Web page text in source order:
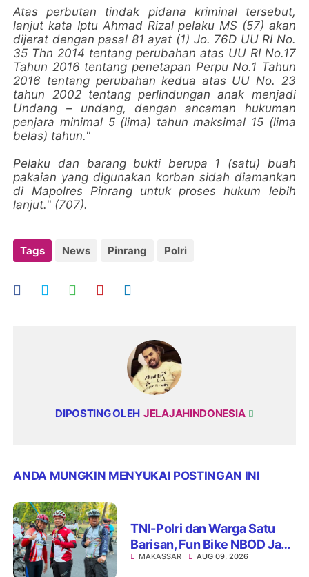
Atas perbutan tindak pidana kriminal tersebut,
lanjut kata Iptu Ahmad Rizal pelaku MS (57) akan
dijerat dengan pasal 81 ayat (1) Jo. 76D UU RI No.
35 Thn 2014 tentang perubahan atas UU RI No.17
Tahun 2016 tentang penetapan Perpu No.1 Tahun
2016 tentang perubahan kedua atas UU No. 23
tahun 2002 tentang perlindungan anak menjadi
Undang – undang, dengan ancaman hukuman
penjara minimal 5 (lima) tahun maksimal 15 (lima
belas) tahun."
Pelaku dan barang bukti berupa 1 (satu) buah
pakaian yang digunakan korban sidah diamankan
di Mapolres Pinrang untuk proses hukum lebih
lanjut." (707).
Tags News Pinrang Polri
DIPOSTING OLEH JELAJAHINDONESIA
ANDA MUNGKIN MENYUKAI POSTINGAN INI
TNI-Polri dan Warga Satu
Barisan, Fun Bike NBOD Jadi
Ajang Perkuat Kebersamaan
MAKASSAR AUG 09, 2026